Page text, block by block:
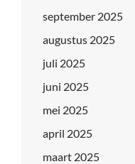
september 2025
augustus 2025
juli 2025
juni 2025
mei 2025
april 2025
maart 2025